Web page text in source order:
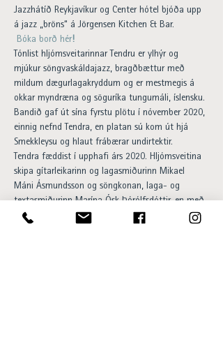
Jazzhátíð Reykjavíkur og Center hótel bjóða upp
á jazz „bröns“ á Jörgensen Kitchen & Bar.
Bóka borð hér!
Tónlist hljómsveitarinnar Tendru er ylhýr og
mjúkur söngvaskáldajazz, bragðbættur með
mildum dægurlagakryddum og er mestmegis á
okkar myndræna og söguríka tungumáli, íslensku.
Bandið gaf út sína fyrstu plötu í nóvember 2020,
einnig nefnd Tendra, en platan sú kom út hjá
Smekkleysu og hlaut frábærar undirtektir.
Tendra fæddist í upphafi árs 2020. Hljómsveitina
skipa gítarleikarinn og lagasmiðurinn Mikael
Máni Ásmundsson og söngkonan, laga- og
textasmiðurinn Marína Ósk Þórólfsdóttir, en með
þeim á tónleikunum verða einnig bassaleikarinn